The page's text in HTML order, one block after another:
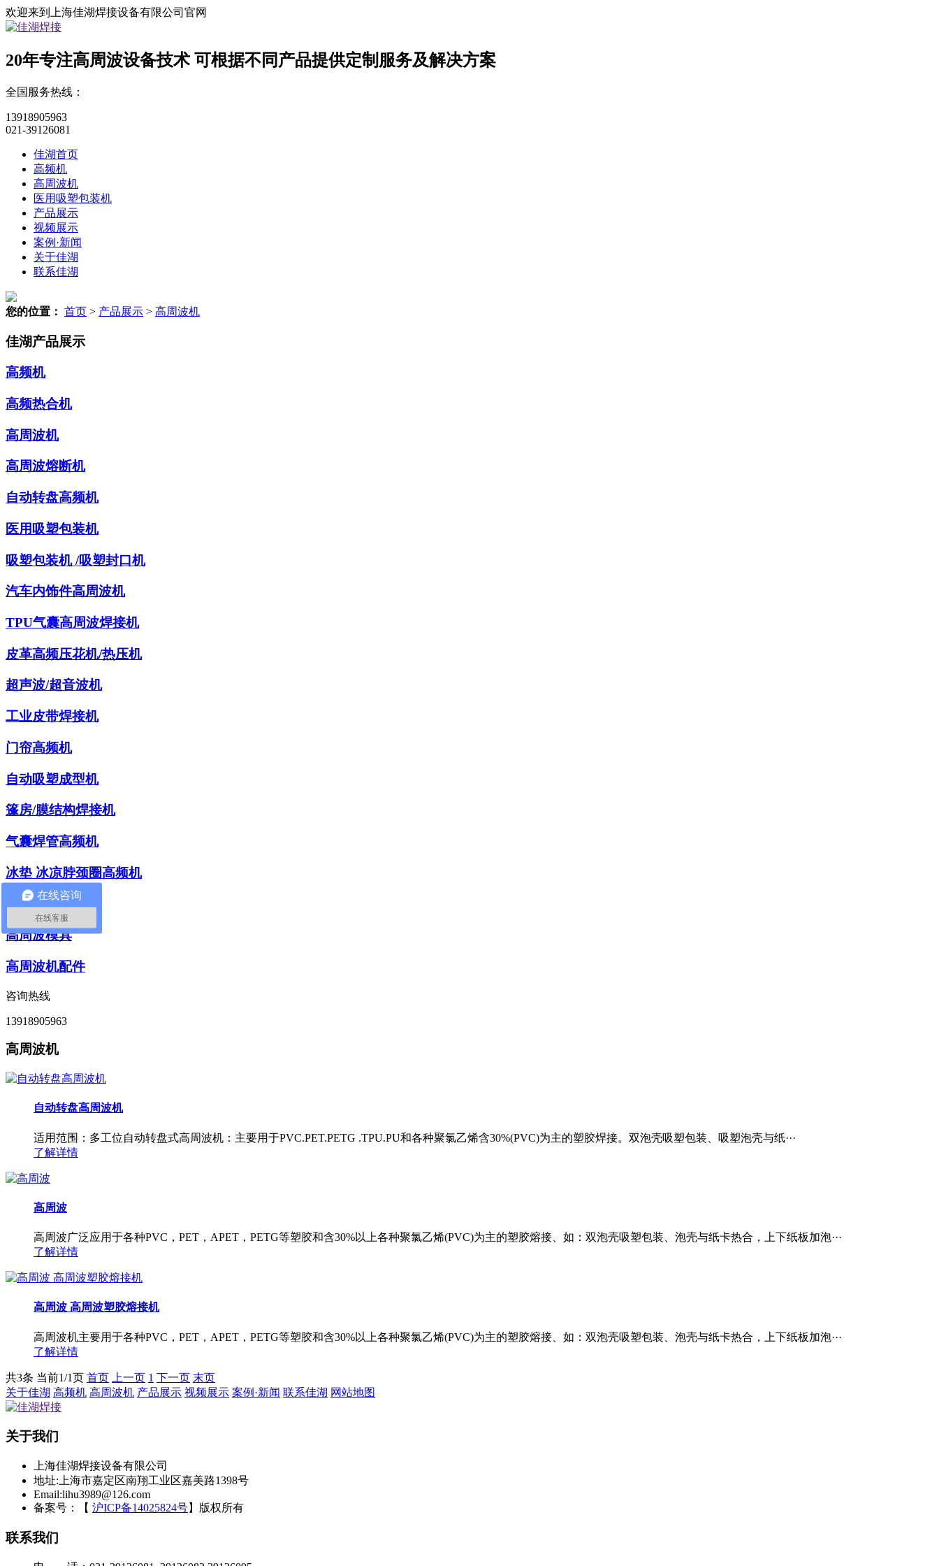
欢迎来到上海佳湖焊接设备有限公司官网
20年专注高周波设备技术可根据不同产品提供定制服务及解决方案
全国服务热线：
13918905963
021-39126081
佳湖首页
高频机
高周波机
医用吸塑包装机
产品展示
视频展示
案例·新闻
关于佳湖
联系佳湖
您的位置： 首页 > 产品展示 > 高周波机
佳湖产品展示
高频机
高频热合机
高周波机
高周波熔断机
自动转盘高频机
医用吸塑包装机
吸塑包装机 /吸塑封口机
汽车内饰件高周波机
TPU气囊高周波焊接机
皮革高频压花机/热压机
超声波/超音波机
工业皮带焊接机
门帘高频机
自动吸塑成型机
篷房/膜结构焊接机
气囊焊管高频机
冰垫 冰凉脖颈圈高频机
四柱液压裁断机
高周波模具
高周波机配件
咨询热线
13918905963
高周波机
自动转盘高周波机
适用范围：多工位自动转盘式高周波机：主要用于PVC.PET.PETG .TPU.PU和各种聚氯乙烯含30%(PVC)为主的塑胶焊接。双泡壳吸塑包装、吸塑泡壳与纸···
了解详情
高周波
高周波广泛应用于各种PVC，PET，APET，PETG等塑胶和含30%以上各种聚氯乙烯(PVC)为主的塑胶熔接、如：双泡壳吸塑包装、泡壳与纸卡热合，上下纸板加泡···
了解详情
高周波 高周波塑胶熔接机
高周波机主要用于各种PVC，PET，APET，PETG等塑胶和含30%以上各种聚氯乙烯(PVC)为主的塑胶熔接、如：双泡壳吸塑包装、泡壳与纸卡热合，上下纸板加泡···
了解详情
共3条 当前1/1页 首页 上一页 1 下一页 末页
关于佳湖 高频机 高周波机 产品展示 视频展示 案例·新闻 联系佳湖 网站地图
关于我们
上海佳湖焊接设备有限公司
地址:上海市嘉定区南翔工业区嘉美路1398号
Email:lihu3989@126.com
备案号：【 沪ICP备14025824号】 版权所有
联系我们
在线咨询
在线客服